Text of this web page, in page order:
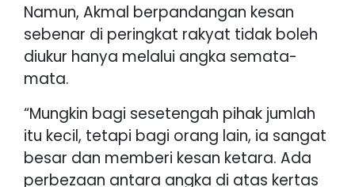
Namun, Akmal berpandangan kesan
sebenar di peringkat rakyat tidak boleh
diukur hanya melalui angka semata-
mata.
“Mungkin bagi sesetengah pihak jumlah
itu kecil, tetapi bagi orang lain, ia sangat
besar dan memberi kesan ketara. Ada
perbezaan antara angka di atas kertas